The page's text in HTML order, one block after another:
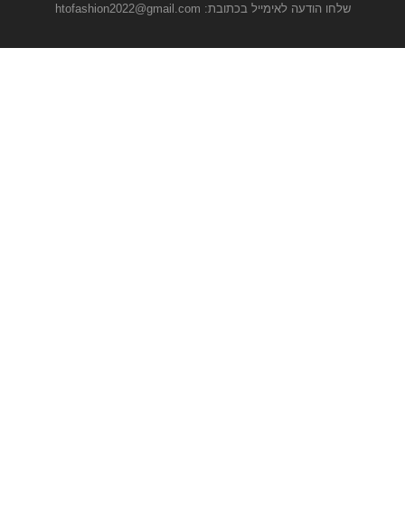
שלחו הודעה לאימייל בכתובת: htofashion2022@gmail.com